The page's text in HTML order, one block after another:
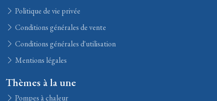
Politique de vie privée
Conditions générales de vente
Conditions générales d'utilisation
Mentions légales
Thèmes à la une
Pompes à chaleur